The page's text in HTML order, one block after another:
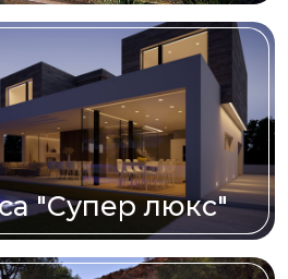
"Супер люкс"